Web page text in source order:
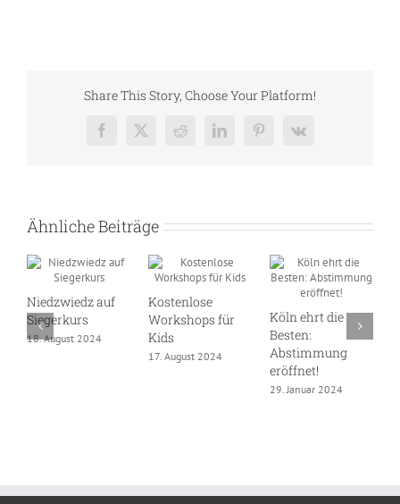
Share This Story, Choose Your Platform!
Facebook
X RedditLinkedInPinterest
Vk
Ähnliche Beiträge
Niedzwiedz auf
Siegerkurs
18. August 2024
Kostenlose
Workshops für
Kids
17. August 2024
Köln ehrt die
Besten:
Abstimmung
eröffnet!
29. Januar 2024